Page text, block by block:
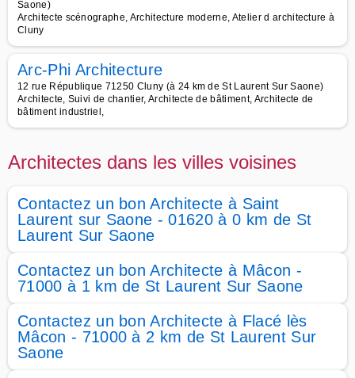
Saone)
Architecte scénographe, Architecture moderne, Atelier d architecture à
Cluny
Arc-Phi Architecture
12 rue République 71250 Cluny (à 24 km de St Laurent Sur Saone)
Architecte, Suivi de chantier, Architecte de bâtiment, Architecte de
bâtiment industriel,
Architectes dans les villes voisines
Contactez un bon Architecte à Saint
Laurent sur Saone - 01620 à 0 km de St
Laurent Sur Saone
Contactez un bon Architecte à Mâcon -
71000 à 1 km de St Laurent Sur Saone
Contactez un bon Architecte à Flacé lès
Mâcon - 71000 à 2 km de St Laurent Sur
Saone